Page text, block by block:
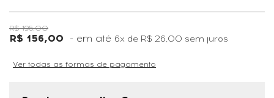
R$ 195,00
R$ 156,00 6x de R$ 26,00 sem juros
Ver todas as formas de pagamento